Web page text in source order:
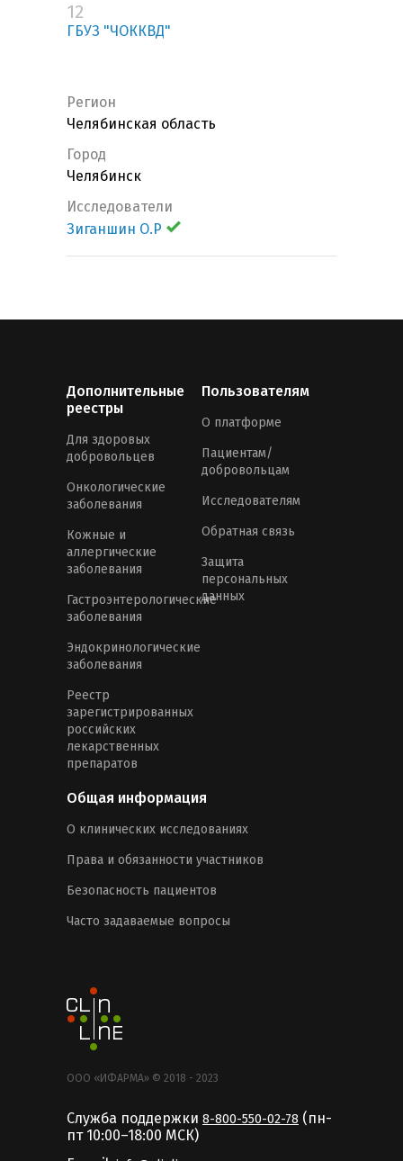
12
ГБУЗ "ЧОККВД"
Регион
Челябинская область
Город
Челябинск
Исследователи
Зиганшин О.Р
Дополнительные
реестры
Для здоровых
добровольцев
Онкологические
заболевания
Кожные и
аллергические
заболевания
Гастроэнтерологические
заболевания
Эндокринологические
заболевания
Реестр
зарегистрированных
российских
лекарственных
препаратов
Пользователям
О платформе
Пациентам/
добровольцам
Исследователям
Обратная связь
Защита
персональных
данных
Общая информация
О клинических исследованиях
Права и обязанности участников
Безопасность пациентов
Часто задаваемые вопросы
ООО «ИФАРМА» © 2018 - 2023
Служба поддержки 8-800-550-02-78 (пн-
пт 10:00–18:00 MCК)